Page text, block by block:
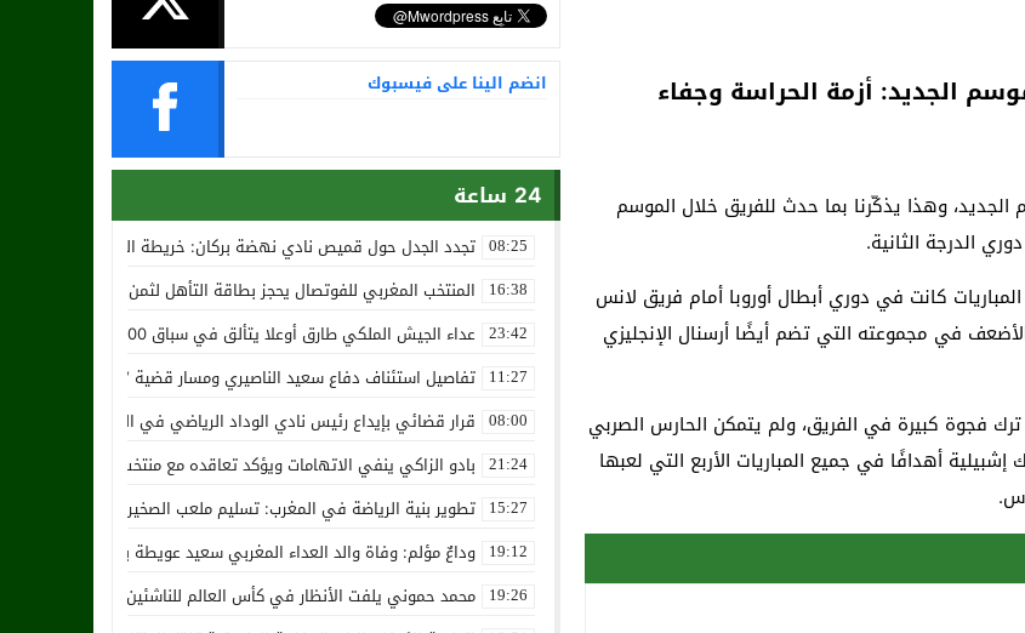
الجديد: أزمة الحراسة وجفاء
وهذا يذكّرنا بما حدث للفريق خلال الموسم
الدرجة الثانية.
آخر هذه المباريات كانت في دوري أبطال أوروبا أمام فريق لانس
إشبيلية (1-1) أمام فريق يُعتبر الأضعف في مجموعته التي تضم أيضًا أرسنال الإنجليزي
فجوة كبيرة في الفريق، ولم يتمكن الحارس الصربي
أهدافًا في جميع المباريات الأربع التي لعبها
انضم الينا على فيسبوك
24 ساعة
08:25 تجدد الجدل حول قميص نادي نهضة بركان: خريطة المغرب تثير استياء
16:38 المنتخب المغربي للفوتصال يحجز بطاقة التأهل لثمن نهائي مونديال
23:42 عداء الجيش الملكي طارق أوعلا يتألق في سباق 4200 متر بمدينة سلا
11:27 تفاصيل استئناف دفاع سعيد الناصيري ومسار قضية ‘بارون المخدرات
08:00 قرار قضائي بإيداع رئيس نادي الوداد الرياضي في السجن في قضية
21:24 بادو الزاكي ينفي الاتهامات ويؤكد تعاقده مع منتخب النيجر دون تكفل
15:27 تطوير بنية الرياضة في المغرب: تسليم ملعب الصخيرات بالعشب
19:12 وداعٌ مؤلم: وفاة والد العداء المغربي سعيد عويطة بعد صراع طويل
19:26 محمد حموني يلفت الأنظار في كأس العالم للناشئين ويثير اهتمام